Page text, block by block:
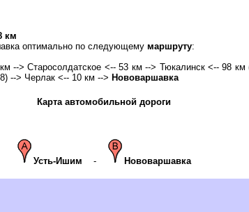
км
оптимально по следующему маршруту:
--> Старосолдатское <-- 53 км --> Тюкалинск <-- 98
--> Черлак <-- 10 км --> Нововаршавка
Карта автомобильной дороги
Усть-Ишим - Нововаршавка